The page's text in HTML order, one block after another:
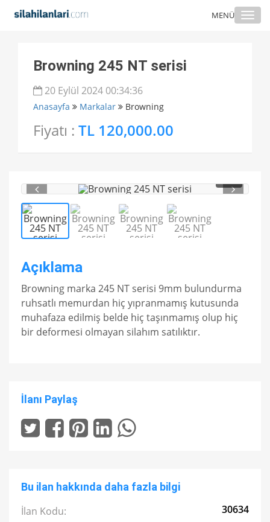
MENÜ
Browning 245 NT serisi
20 Eylül 2024 00:34:36
Anasayfa Markalar Browning
Fiyatı : TL 120,000.00
1/ 4
Açıklama
Browning marka 245 NT serisi 9mm bulundurma
ruhsatlı memurdan hiç yıpranmamış kutusunda
muhafaza edilmiş belde hiç taşınmamış olup hiç
bir deformesi olmayan silahım satılıktır.
İlanı Paylaş
Bu ilan hakkında daha fazla bilgi
İlan Kodu:
30634